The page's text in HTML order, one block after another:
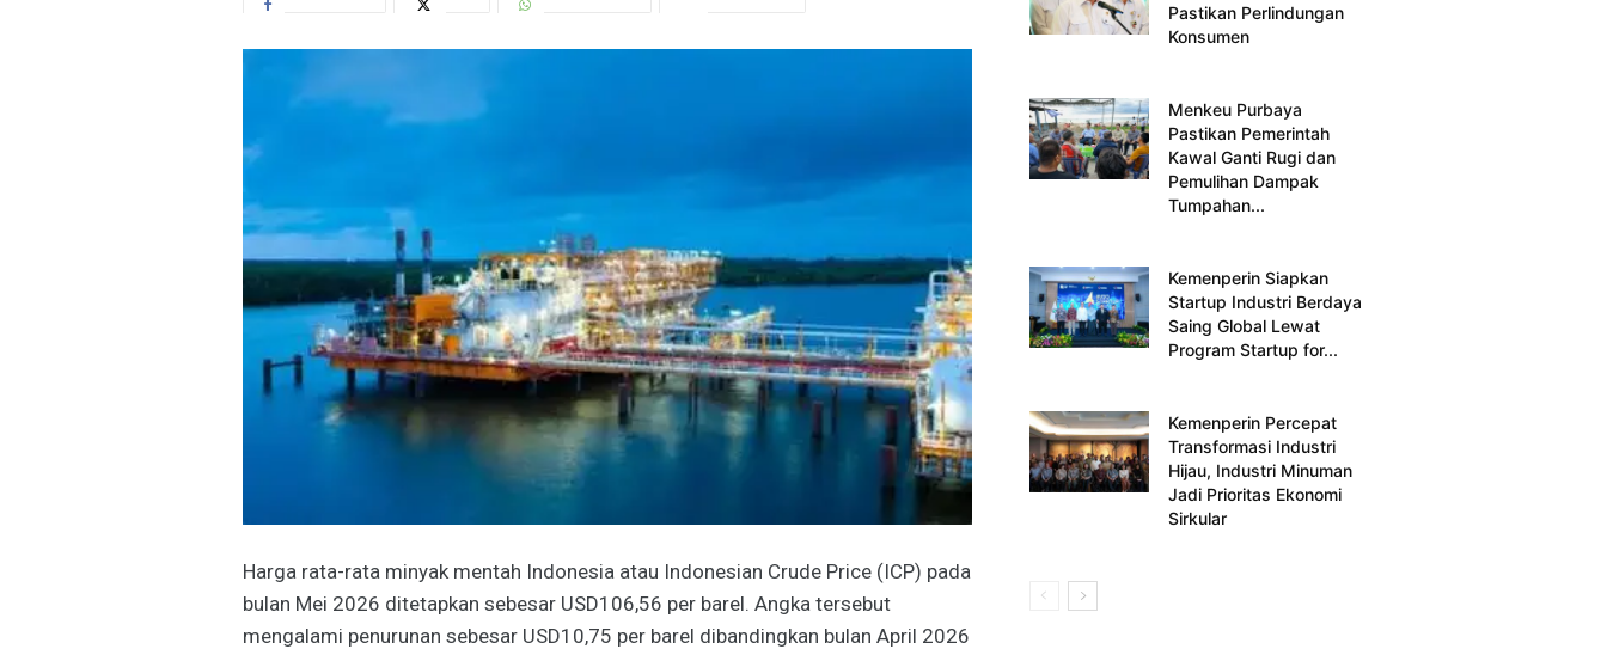
Harga rata-rata minyak mentah Indonesia atau Indonesian Crude Price (ICP) pada
bulan Mei 2026 ditetapkan sebesar USD106,56 per barel. Angka tersebut
mengalami penurunan sebesar USD10,75 per barel dibandingkan bulan April 2026
Pastikan Perlindungan
Konsumen
Menkeu Purbaya
Pastikan Pemerintah
Kawal Ganti Rugi dan
Pemulihan Dampak
Tumpahan...
Kemenperin Siapkan
Startup Industri Berdaya
Saing Global Lewat
Program Startup for...
Kemenperin Percepat
Transformasi Industri
Hijau, Industri Minuman
Jadi Prioritas Ekonomi
Sirkular